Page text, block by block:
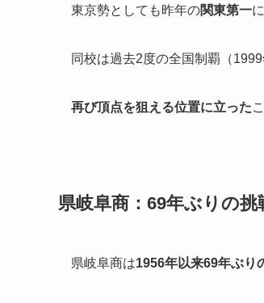
東京勢としても昨年の関東第一
同校は過去2度の全国制覇（
再び頂点を狙える位置に立った
県岐阜商：69年ぶりの挑
県岐阜商は1956年以来69年ぶり